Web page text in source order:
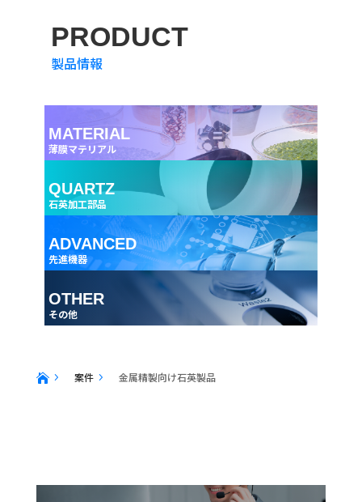
PRODUCT
製品情報
MATERIAL
薄膜マテリアル
QUARTZ
石英加工部品
ADVANCED
先進機器
OTHER
その他
5 案件5 金属精製向け石英製品